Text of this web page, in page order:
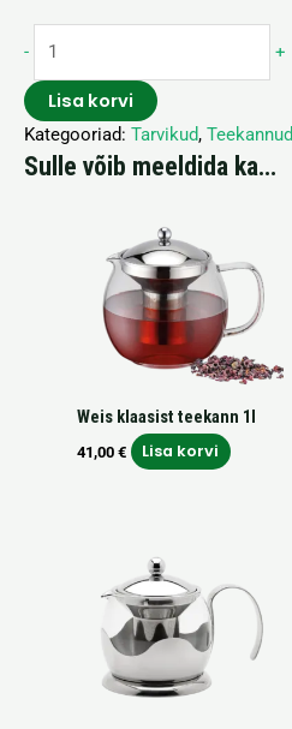
- +
Lisa korvi
Kategooriad: Tarvikud, Teekannud
Sulle võib meeldida ka…
Weis klaasist teekann 1l
41,00 € Lisa korvi